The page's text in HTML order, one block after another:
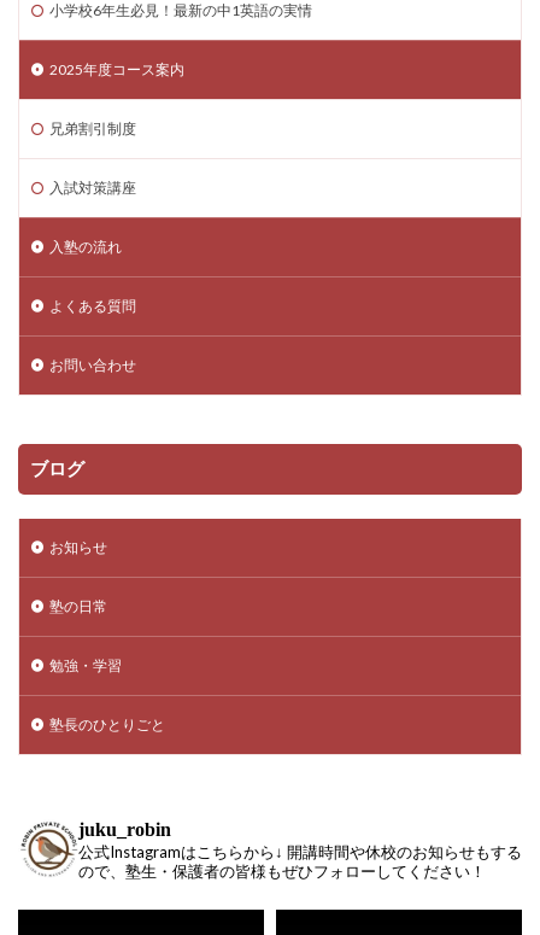
小学校6年生必見！最新の中1英語の実情
2025年度コース案内
兄弟割引制度
入試対策講座
入塾の流れ
よくある質問
お問い合わせ
ブログ
お知らせ
塾の日常
勉強・学習
塾長のひとりごと
juku_robin
公式Instagramはこちらから↓ 開講時間や休校のお知らせもする
ので、塾生・保護者の皆様もぜひフォローしてください！